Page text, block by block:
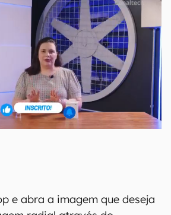
e abra a imagem que deseja